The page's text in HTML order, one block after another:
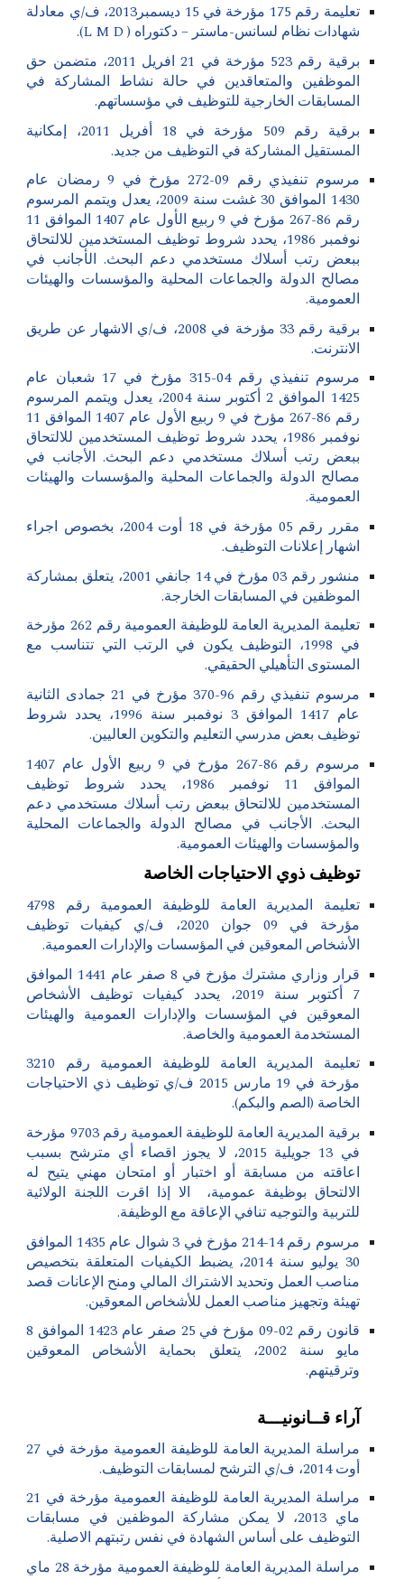
تعليمة رقم 175 مؤرخة في 15 ديسمبر2013، ف/ي معادلة
شهادات نظام لسانس-ماستر – دكتوراه ( L M D
).
برقية رقم 523 مؤرخة في 21 افريل 2011، متضمن حق
الموظفين والمتعاقدين في حالة نشاط المشاركة في
المسابقات الخارجية للتوظيف في مؤسساتهم.
برقية رقم 509 مؤرخة في 18 أفريل 2011، إمكانية
المستقيل المشاركة في التوظيف من جديد.
مرسوم تنفيذي رقم 09-272 مؤرخ في 9 رمضان عام
1430 الموافق 30 غشت سنة 2009، يعدل ويتمم المرسوم
رقم 86-267 مؤرخ في 9 ربيع الأول عام 1407 الموافق 11
نوفمبر 1986، يحدد شروط توظيف المستخدمين للالتحاق
ببعض رتب أسلاك مستخدمي دعم البحث. الأجانب في
مصالح الدولة والجماعات المحلية والمؤسسات والهيئات
العمومية.
برقية رقم 33 مؤرخة في 2008، ف/ي الاشهار عن طريق
الانترنت.
مرسوم تنفيذي رقم 04-315 مؤرخ في 17 شعبان عام
1425 الموافق 2 أكتوبر سنة 2004، يعدل ويتمم المرسوم
رقم 86-267 مؤرخ في 9 ربيع الأول عام 1407 الموافق 11
نوفمبر 1986، يحدد شروط توظيف المستخدمين للالتحاق
ببعض رتب أسلاك مستخدمي دعم البحث. الأجانب في
مصالح الدولة والجماعات المحلية والمؤسسات والهيئات
العمومية.
مقرر رقم 05 مؤرخة في 18 أوت 2004، بخصوص اجراء
اشهار إعلانات التوظيف.
منشور رقم 03 مؤرخ في 14 جانفي 2001، يتعلق بمشاركة
الموظفين في المسابقات الخارجة.
تعليمة المديرية العامة للوظيفة العمومية رقم 262 مؤرخة
في 1998، التوظيف يكون في الرتب التي تتناسب مع
المستوى التأهيلي الحقيقي.
مرسوم تنفيذي رقم 96-370 مؤرخ في 21 جمادى الثانية
عام 1417 الموافق 3 نوفمبر سنة 1996، يحدد شروط
توظيف بعض مدرسي التعليم والتكوين العاليين.
مرسوم رقم 86-267 مؤرخ في 9 ربيع الأول عام 1407
الموافق 11 نوفمبر 1986، يحدد شروط توظيف
المستخدمين للالتحاق ببعض رتب أسلاك مستخدمي دعم
البحث. الأجانب في مصالح الدولة والجماعات المحلية
والمؤسسات والهيئات العمومية.
توظيف ذوي الاحتياجات الخاصة
تعليمة المديرية العامة للوظيفة العمومية رقم 4798
مؤرخة في 09 جوان 2020، ف/ي كيفيات توظيف
الأشخاص المعوقين في المؤسسات والإدارات العمومية.
قرار وزاري مشترك مؤرخ في 8 صفر عام 1441 الموافق
7 أكتوبر سنة 2019، يحدد كيفيات توظيف الأشخاص
المعوقين في المؤسسات والإدارات العمومية والهيئات
المستخدمة العمومية والخاصة.
تعليمة المديرية العامة للوظيفة العمومية رقم 3210
مؤرخة في 19 مارس 2015 ف/ي توظيف ذي الاحتياجات
الخاصة (الصم والبكم).
برقية المديرية العامة للوظيفة العمومية رقم 9703 مؤرخة
في 13 جويلية 2015، لا يجوز اقصاء أي مترشح بسبب
اعاقته من مسابقة أو اختبار أو امتحان مهني يتيح له
الالتحاق بوظيفة عمومية، الا إذا اقرت اللجنة الولائية
للتربية والتوجيه تنافي الإعاقة مع الوظيفة.
مرسوم رقم 14-214 مؤرخ في 3 شوال عام 1435 الموافق
30 يوليو سنة 2014، يضبط الكيفيات المتعلقة بتخصيص
مناصب العمل وتحديد الاشتراك المالي ومنح الإعانات قصد
تهيئة وتجهيز مناصب العمل للأشخاص المعوقين.
قانون رقم 02-09 مؤرخ في 25 صفر عام 1423 الموافق 8
مايو سنة 2002، يتعلق بحماية الأشخاص المعوقين
وترقيتهم.
آراء قــانونيـــة
مراسلة المديرية العامة للوظيفة العمومية مؤرخة في 27
أوت 2014، ف/ي الترشح لمسابقات التوظيف.
مراسلة المديرية العامة للوظيفة العمومية مؤرخة في 21
ماي 2013، لا يمكن مشاركة الموظفين في مسابقات
التوظيف على أساس الشهادة في نفس رتبتهم الاصلية.
مراسلة المديرية العامة للوظيفة العمومية مؤرخة 28 ماي